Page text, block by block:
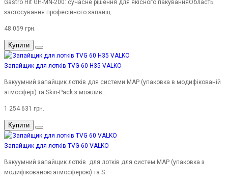
Gastro Hit GH-MN-200: сучасне рішення для якісного пакуванняОбласть
застосування професійного запайщ..
48 059 грн.
Купити
Запайщик для лотків TVG 60 H35 VALKO
Вакуумний запайщик лотків для системи MAP (упаковка в модифікованій
атмосфері) та Skin-Pack з можлив..
1 254 631 грн.
Купити
Запайщик для лотків TVG 60 VALKO
Вакуумний запайщик лотків для лотків для систем MAP (упаковка з
модифікованою атмосферою) та S..